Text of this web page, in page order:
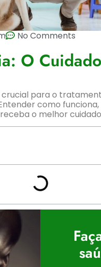
No Comments
O
para o
como
o melhor